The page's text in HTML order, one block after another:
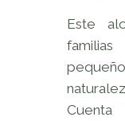
Este